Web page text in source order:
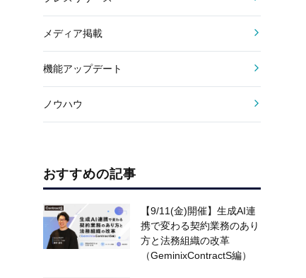
メディア掲載
機能アップデート
ノウハウ
おすすめの記事
【9/11(金)開催】生成AI連
携で変わる契約業務のあり
方と法務組織の改革
（GeminixContractS編）